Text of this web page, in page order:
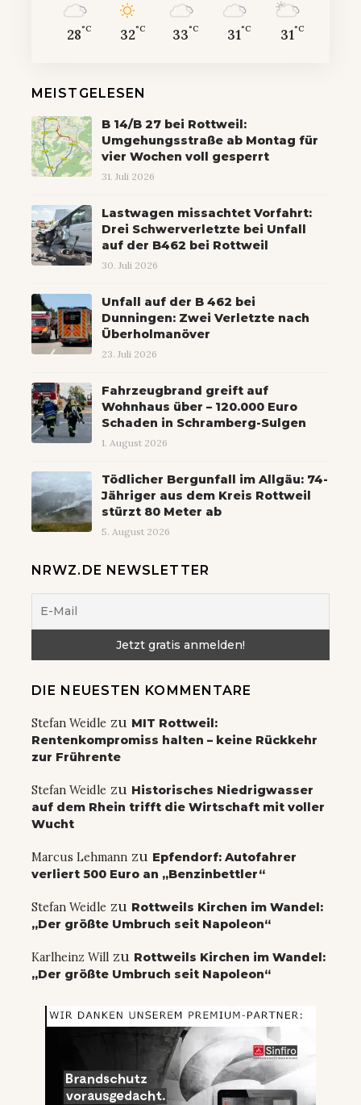
28°C 32°C 33°C 31°C 31°C
MEISTGELESEN
B 14/B 27 bei Rottweil:
Umgehungsstraße ab Montag für
vier Wochen voll gesperrt
31. Juli 2026
Lastwagen missachtet Vorfahrt:
Drei Schwerverletzte bei Unfall
auf der B462 bei Rottweil
30. Juli 2026
Unfall auf der B 462 bei
Dunningen: Zwei Verletzte nach
Überholmanöver
23. Juli 2026
Fahrzeugbrand greift auf
Wohnhaus über – 120.000 Euro
Schaden in Schramberg-Sulgen
1. August 2026
Tödlicher Bergunfall im Allgäu: 74-
Jähriger aus dem Kreis Rottweil
stürzt 80 Meter ab
5. August 2026
NRWZ.DE NEWSLETTER
DIE NEUESTEN KOMMENTARE
Stefan Weidle zu MIT Rottweil:
Rentenkompromiss halten – keine Rückkehr
zur Frührente
Stefan Weidle zu Historisches Niedrigwasser
auf dem Rhein trifft die Wirtschaft mit voller
Wucht
Marcus Lehmann zu Epfendorf: Autofahrer
verliert 500 Euro an „Benzinbettler“
Stefan Weidle zu Rottweils Kirchen im Wandel:
„Der größte Umbruch seit Napoleon“
Karlheinz Will zu Rottweils Kirchen im Wandel:
„Der größte Umbruch seit Napoleon“